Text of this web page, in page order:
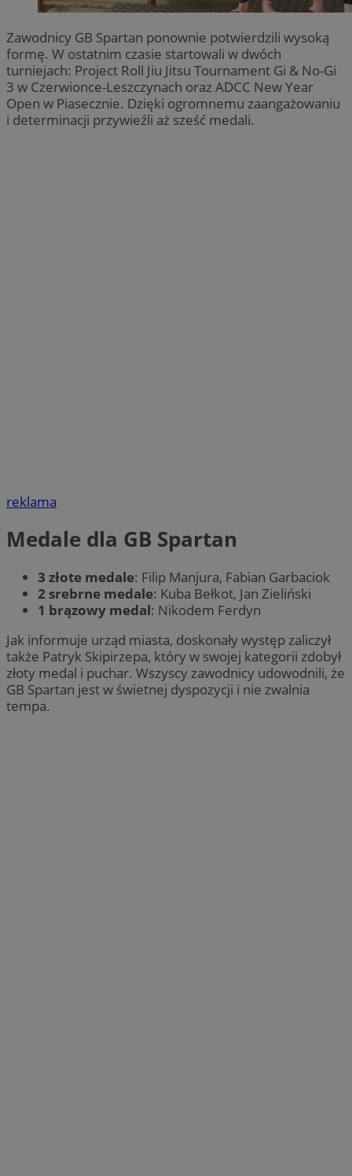
Zawodnicy GB Spartan ponownie potwierdzili wysoką
formę. W ostatnim czasie startowali w dwóch
turniejach: Project Roll Jiu Jitsu Tournament Gi & No-Gi
3 w Czerwionce-Leszczynach oraz ADCC New Year
Open w Piasecznie. Dzięki ogromnemu zaangażowaniu
i determinacji przywieźli aż sześć medali.
reklama
Medale dla GB Spartan
3 złote medale: Filip Manjura, Fabian Garbaciok
2 srebrne medale: Kuba Bełkot, Jan Zieliński
1 brązowy medal: Nikodem Ferdyn
Jak informuje urząd miasta, doskonały występ zaliczył
także Patryk Skipirzepa, który w swojej kategorii zdobył
złoty medal i puchar. Wszyscy zawodnicy udowodnili, że
GB Spartan jest w świetnej dyspozycji i nie zwalnia
tempa.